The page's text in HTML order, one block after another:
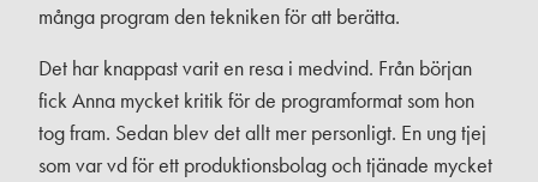
många program den tekniken för att berätta.
Det har knappast varit en resa i medvind. Från början
fick Anna mycket kritik för de programformat som hon
tog fram. Sedan blev det allt mer personligt. En ung tjej
som var vd för ett produktionsbolag och tjänade mycket